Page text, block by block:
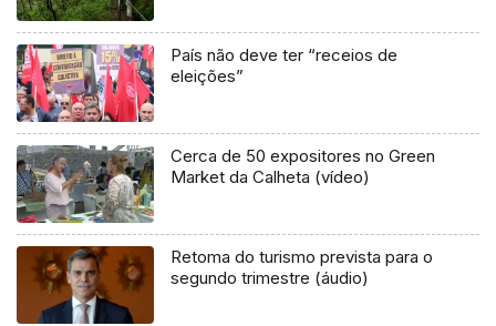
País não deve ter “receios de
eleições”
Cerca de 50 expositores no Green
Market da Calheta (vídeo)
Retoma do turismo prevista para o
segundo trimestre (áudio)